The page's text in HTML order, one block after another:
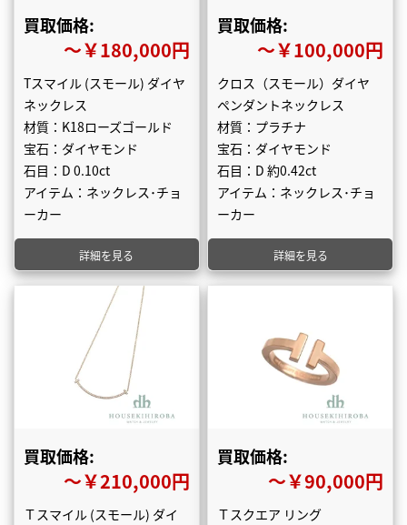
買取価格:
〜￥180,000円
Tスマイル (スモール) ダイヤ
ネックレス
材質：K18ローズゴールド
宝石：ダイヤモンド
石目：D 0.10ct
アイテム：ネックレス･チョ
ーカー
詳細を見る
買取価格:
〜￥100,000円
クロス（スモール）ダイヤ
ペンダントネックレス
材質：プラチナ
宝石：ダイヤモンド
石目：D 約0.42ct
アイテム：ネックレス･チョ
ーカー
詳細を見る
買取価格:
〜￥210,000円
Ｔスマイル (スモール) ダイ
買取価格:
〜￥90,000円
Ｔスクエア リング